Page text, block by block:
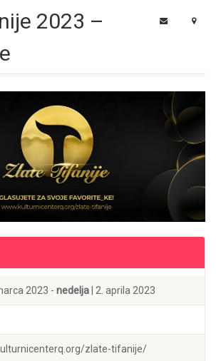
2023 –
2023 - nedelja | 2. aprila 2023
zlate-tifanije/